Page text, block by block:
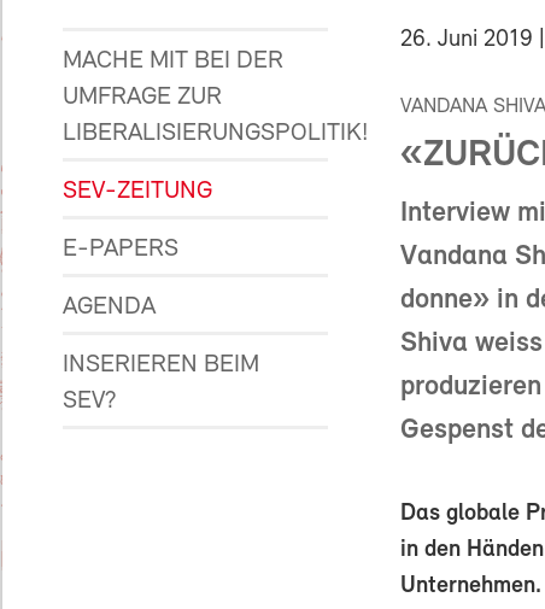
MACHE MIT BEI DER
UMFRAGE ZUR
LIBERALISIERUNGSPOLITIK!
SEV-ZEITUNG
E-PAPERS
AGENDA
INSERIEREN BEIM
SEV?
26. Juni 2019
VANDANA SHIVA
Interview
Vandana
donne» in
Shiva
Gespenst
Das globale
in den